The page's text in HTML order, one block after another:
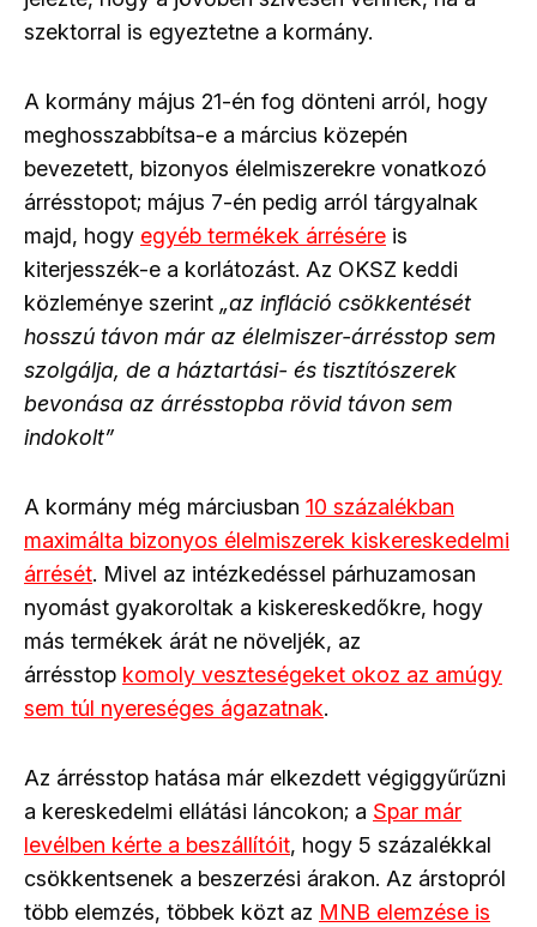
szektorral is egyeztetne a kormány.
A kormány május 21-én fog dönteni arról, hogy
meghosszabbítsa-e a március közepén
bevezetett, bizonyos élelmiszerekre vonatkozó
árrésstopot; május 7-én pedig arról tárgyalnak
majd, hogy egyéb termékek árrésére is
kiterjesszék-e a korlátozást. Az OKSZ keddi
közleménye szerint „az infláció csökkentését
hosszú távon már az élelmiszer-árrésstop sem
szolgálja, de a háztartási- és tisztítószerek
bevonása az árrésstopba rövid távon sem
indokolt”
A kormány még márciusban 10 százalékban
maximálta bizonyos élelmiszerek kiskereskedelmi
árrését. Mivel az intézkedéssel párhuzamosan
nyomást gyakoroltak a kiskereskedőkre, hogy
más termékek árát ne növeljék, az
árrésstop komoly veszteségeket okoz az amúgy
sem túl nyereséges ágazatnak.
Az árrésstop hatása már elkezdett végiggyűrűzni
a kereskedelmi ellátási láncokon; a Spar már
levélben kérte a beszállítóit, hogy 5 százalékkal
csökkentsenek a beszerzési árakon. Az árstopról
több elemzés, többek közt az MNB elemzése is